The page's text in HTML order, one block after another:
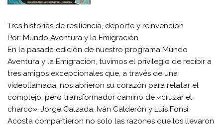
Tres historias de resiliencia, deporte y reinvención
​Por: Mundo Aventura y la Emigración
​En la pasada edición de nuestro programa Mundo
Aventura y la Emigración, tuvimos el privilegio de recibir a
tres amigos excepcionales que, a través de una
videollamada, nos abrieron su corazón para relatar el
complejo, pero transformador camino de «cruzar el
charco». Jorge Calzada, Iván Calderón y Luis Fonsi
Acosta compartieron no solo las razones que los llevaron